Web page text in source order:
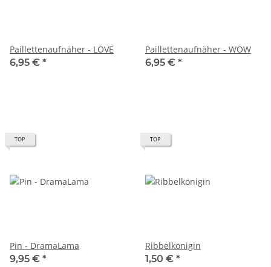
Paillettenaufnäher - LOVE
6,95 € *
Paillettenaufnäher - WOW
6,95 € *
TOP
Pin - DramaLama
9,95 € *
TOP
Ribbelkönigin
1,50 € *